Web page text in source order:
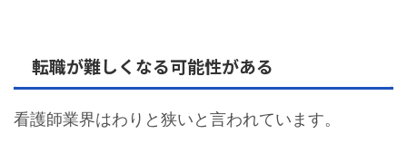
転職が難しくなる可能性がある
看護師業界はわりと狭いと言われています。